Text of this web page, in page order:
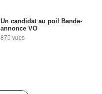
Un candidat au poil Bande-
annonce VO
875 vues